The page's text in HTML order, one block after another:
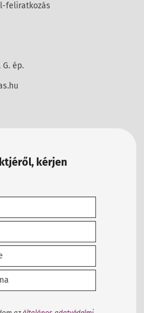
feliratkozás
ép.
kérjen